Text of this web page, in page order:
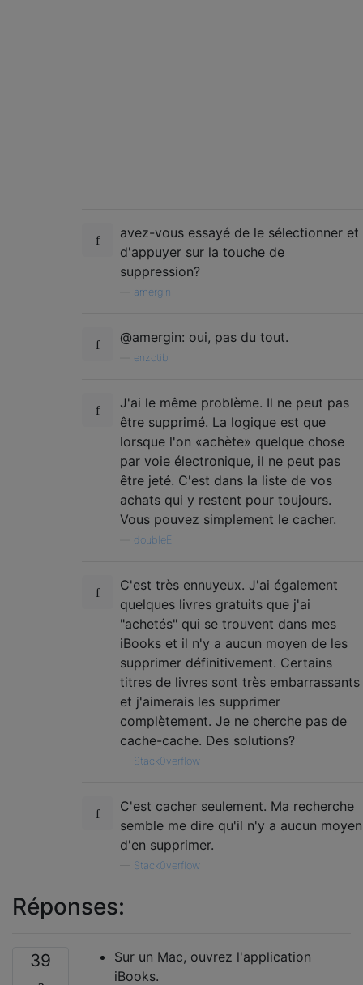
avez-vous essayé de le sélectionner et
d'appuyer sur la touche de
suppression?
amergin
@amergin: oui, pas du tout.
enzotib
J'ai le même problème. Il ne peut pas
être supprimé. La logique est que
lorsque l'on «achète» quelque chose
par voie électronique, il ne peut pas
être jeté. C'est dans la liste de vos
achats qui y restent pour toujours.
Vous pouvez simplement le cacher.
doubleE
C'est très ennuyeux. J'ai également
quelques livres gratuits que j'ai
"achetés" qui se trouvent dans mes
iBooks et il n'y a aucun moyen de les
supprimer définitivement. Certains
titres de livres sont très embarrassants
et j'aimerais les supprimer
complètement. Je ne cherche pas de
cache-cache. Des solutions?
Stack0verflow
C'est cacher seulement. Ma recherche
semble me dire qu'il n'y a aucun moyen
d'en supprimer.
Stack0verflow
Réponses:
39
Sur un Mac, ouvrez l'application
iBooks.